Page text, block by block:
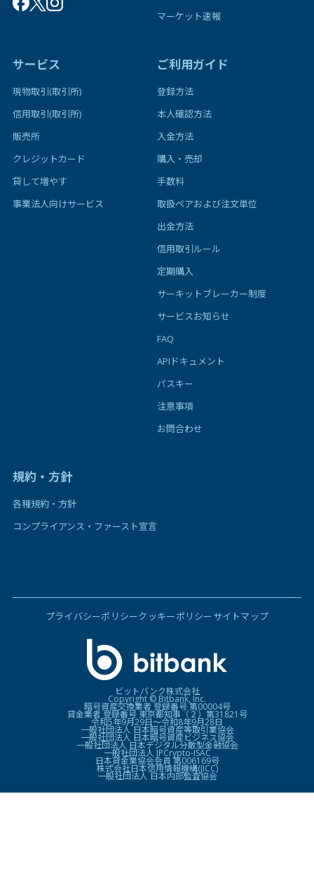
マーケット速報
サービス
現物取引(取引所)
信用取引(取引所)
販売所
クレジットカード
貸して増やす
事業法人向けサービス
ご利用ガイド
登録方法
本人確認方法
入金方法
購入・売却
手数料
取扱ペアおよび注文単位
出金方法
信用取引ルール
定期購入
サーキットブレーカー制度
サービスお知らせ
FAQ
APIドキュメント
パスキー
注意事項
お問合わせ
規約・方針
各種規約・方針
コンプライアンス・ファースト宣言
プライバシーポリシークッキーポリシーサイトマップ
ビットバンク株式会社
Copyright © Bitbank, Inc.
暗号資産交換業者 登録番号 第00004号
貸金業者 登録番号 東京都知事（２）第31821号
令和5年9月29日〜令和8年9月28日
一般社団法人 日本暗号資産等取引業協会
一般社団法人 日本暗号資産ビジネス協会
一般社団法人 日本デジタル分散型金融協会
一般社団法人 JPCrypto-ISAC
日本貸金業協会会員 第006169号
株式会社日本信用情報機構(JICC)
一般社団法人 日本内部監査協会